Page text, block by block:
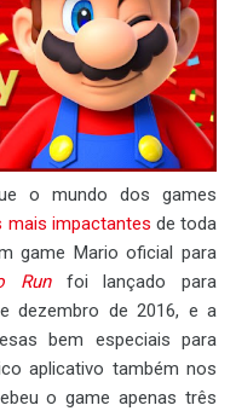
o mundo dos games
mais impactantes de toda
game Mario oficial para
Runfoi lançado para
dezembro de 2016, e a
bem especiais para
aplicativo também nos
o game apenas três